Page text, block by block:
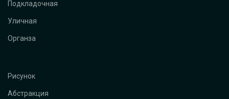
Подкладочная
Уличная
Органза
Рисунок
Абстракция